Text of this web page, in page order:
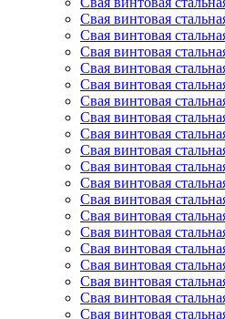
Свая винтовая
Свая винтовая
Свая винтовая
Свая винтовая
Свая винтовая
Свая винтовая
Свая винтовая
Свая винтовая
Свая винтовая
Свая винтовая
Свая винтовая
Свая винтовая
Свая винтовая
Свая винтовая
Свая винтовая
Свая винтовая
Свая винтовая
Свая винтовая
Свая винтовая